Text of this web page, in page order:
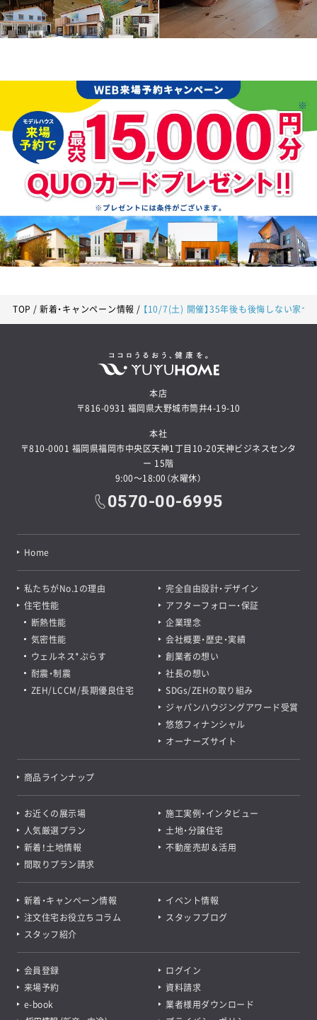
TOP 新着・キャンペーン情報 【10/7(土) 開催】35年後も後悔しない家づ
本店
〒816-0931 福岡県大野城市筒井4-19-10
本社
〒810-0001 福岡県福岡市中央区天神1丁目10-20天神ビジネスセンタ
ー 15階
9:00～18:00（水曜休）
0570-00-6995
Home
私たちがNo.1の理由
完全自由設計・デザイン
住宅性能
断熱性能
気密性能
ウェルネス*ぷらす
耐震・制震
ZEH/LCCM/長期優良住宅
アフターフォロー・保証
企業理念
会社概要・歴史・実績
創業者の想い
社長の想い
SDGs/ZEHの取り組み
ジャパンハウジングアワード受賞
悠悠フィナンシャル
オーナーズサイト
商品ラインナップ
お近くの展示場
施工実例・インタビュー
人気厳選プラン
土地・分譲住宅
新着！土地情報
不動産売却＆活用
間取りプラン請求
新着・キャンペーン情報
イベント情報
注文住宅お役立ちコラム
スタッフブログ
スタッフ紹介
会員登録
ログイン
来場予約
資料請求
e-book
業者様用ダウンロード